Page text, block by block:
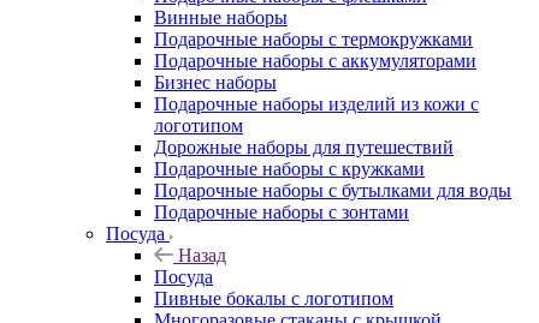
Винные наборы
Подарочные наборы с термокружками
Подарочные наборы с аккумуляторами
Бизнес наборы
Подарочные наборы изделий из кожи с
логотипом
Дорожные наборы для путешествий
Подарочные наборы с кружками
Подарочные наборы с бутылками для воды
Подарочные наборы с зонтами
Посуда
Назад
Посуда
Пивные бокалы с логотипом